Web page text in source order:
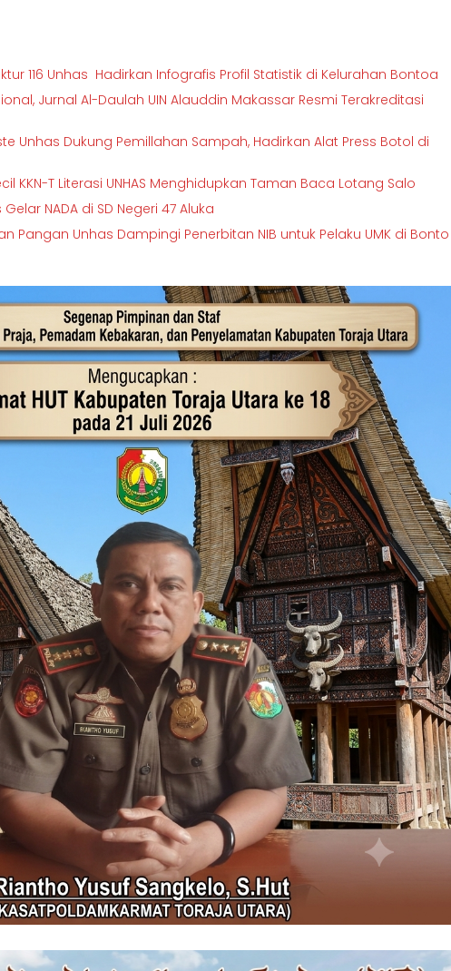
116 Unhas Hadirkan Infografis Profil Statistik di Kelurahan Bontoa
Jurnal Al-Daulah UIN Alauddin Makassar Resmi Terakreditasi
Unhas Dukung Pemillahan Sampah, Hadirkan Alat Press Botol di
KKN-T Literasi UNHAS Menghidupkan Taman Baca Lotang Salo
Gelar NADA di SD Negeri 47 Aluka
Pangan Unhas Dampingi Penerbitan NIB untuk Pelaku UMK di Bonto